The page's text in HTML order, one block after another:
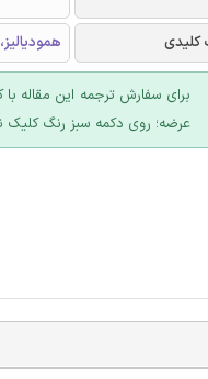
کلیدی
برای سفارش ترجمه این مقاله
عرضه؛ روی دکمه سبز رنگ کلیک